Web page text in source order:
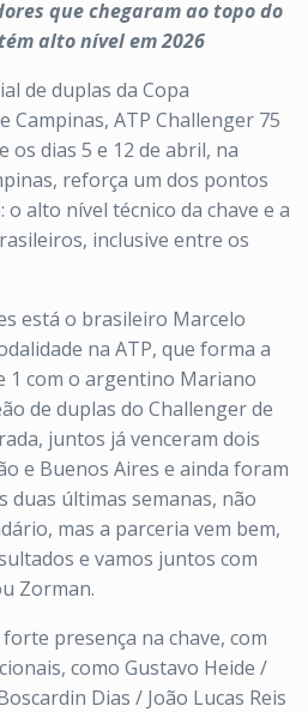
que chegaram ao topo do
alto nível em 2026
de duplas da Copa
Campinas, ATP Challenger 75
dias 5 e 12 de abril, na
reforça um dos pontos
o alto nível técnico da chave e a
inclusive entre os
está o brasileiro Marcelo
na ATP, que forma a
1 com o argentino Mariano
de duplas do Challenger de
juntos já venceram dois
e Buenos Aires e ainda foram
duas últimas semanas, não
mas a parceria vem bem,
e vamos juntos com
Zorman.
presença na chave, com
como Gustavo Heide /
Dias / João Lucas Reis